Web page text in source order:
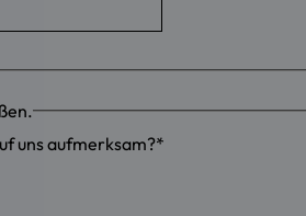
uns aufmerksam?*